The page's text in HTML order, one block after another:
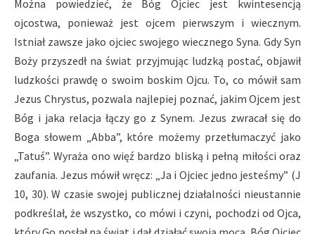
Można powiedzieć, że Bóg Ojciec jest kwintesencją
ojcostwa, ponieważ jest ojcem pierwszym i wiecznym.
Istniał zawsze jako ojciec swojego wiecznego Syna. Gdy Syn
Boży przyszedł na świat przyjmując ludzką postać, objawił
ludzkości prawdę o swoim boskim Ojcu. To, co mówił sam
Jezus Chrystus, pozwala najlepiej poznać, jakim Ojcem jest
Bóg i jaka relacja łączy go z Synem. Jezus zwracał się do
Boga słowem „Abba”, które możemy przetłumaczyć jako
„Tatuś”. Wyraża ono więź bardzo bliską i pełną miłości oraz
zaufania. Jezus mówił wręcz: „Ja i Ojciec jedno jesteśmy” (J
10, 30). W czasie swojej publicznej działalności nieustannie
podkreślał, że wszystko, co mówi i czyni, pochodzi od Ojca,